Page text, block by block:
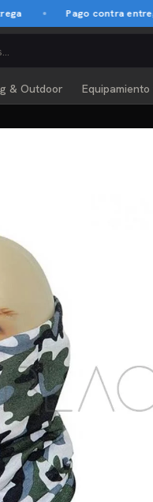
Pago contra entrega
& Outdoor